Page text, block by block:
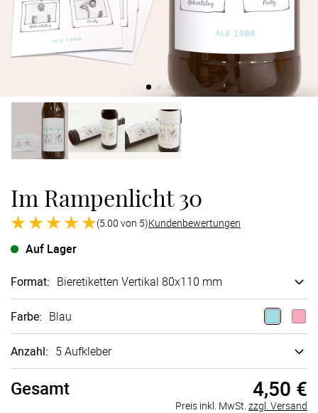
Im Rampenlicht 30
(5.00 von 5)Kundenbewertungen
Auf Lager
Format: Bieretiketten Vertikal 80x110 mm
Farbe: Blau
Anzahl: 5 Aufkleber
Gesamt 4,50 €
Preis inkl. MwSt. zzgl. Versand